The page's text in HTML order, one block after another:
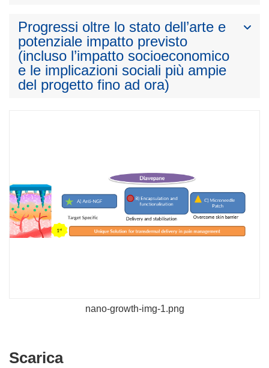
Progressi oltre lo stato dell’arte e
potenziale impatto previsto
(incluso l’impatto socioeconomico
e le implicazioni sociali più ampie
del progetto fino ad ora)
nano-growth-img-1.png
ScaricaScarica